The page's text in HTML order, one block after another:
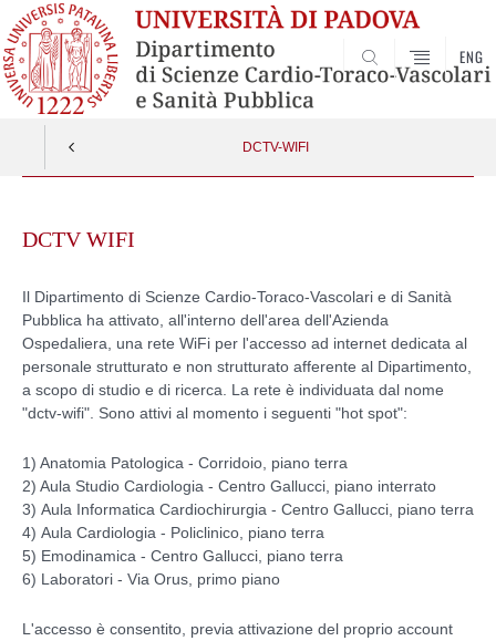
SEARCH
ENG
DCTV-WIFI
contentDCTV WIFI
Il Dipartimento di Scienze Cardio-Toraco-Vascolari e di Sanità
Pubblica ha attivato, all'interno dell'area dell'Azienda
Ospedaliera, una rete WiFi per l'accesso ad internet dedicata al
personale strutturato e non strutturato afferente al Dipartimento,
a scopo di studio e di ricerca. La rete è individuata dal nome
"dctv-wifi". Sono attivi al momento i seguenti "hot spot":
1) Anatomia Patologica - Corridoio, piano terra
2) Aula Studio Cardiologia - Centro Gallucci, piano interrato
3) Aula Informatica Cardiochirurgia - Centro Gallucci, piano terra
4) Aula Cardiologia - Policlinico, piano terra
5) Emodinamica - Centro Gallucci, piano terra
6) Laboratori - Via Orus, primo piano
L'accesso è consentito, previa attivazione del proprio account